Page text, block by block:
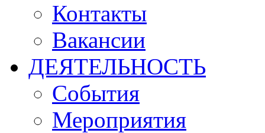
Контакты
Вакансии
ДЕЯТЕЛЬНОСТЬ
События
Мероприятия